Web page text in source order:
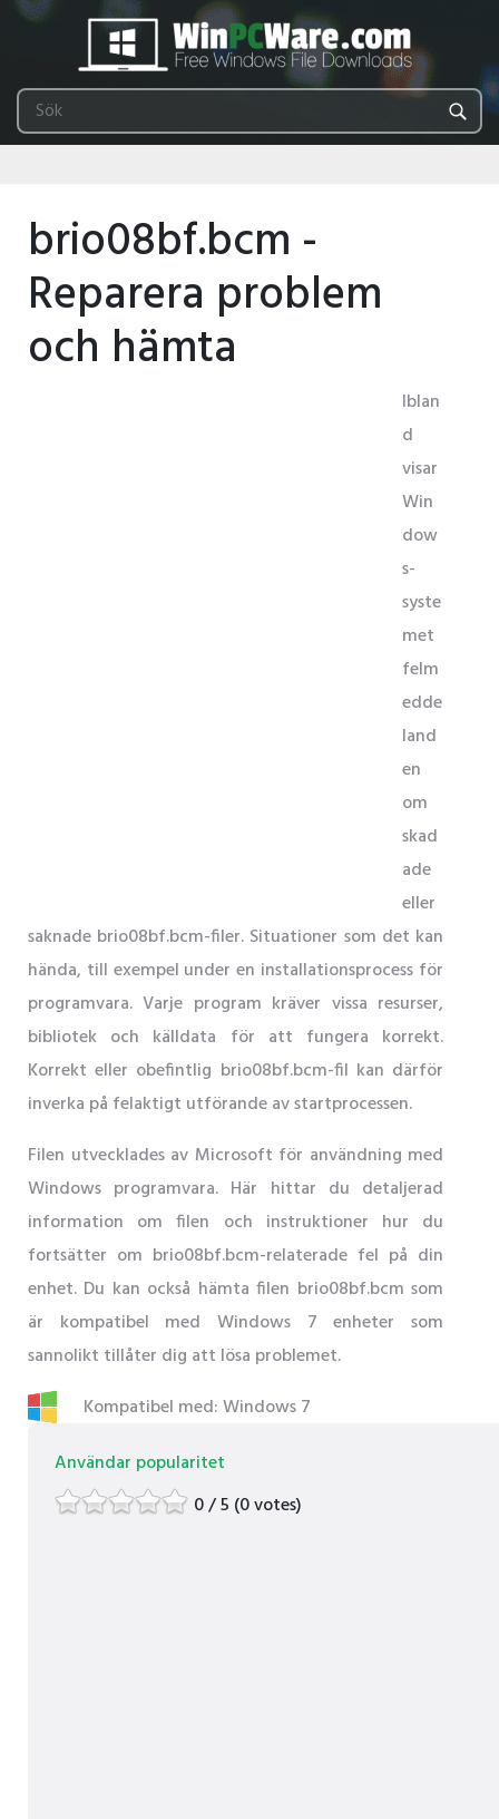
brio08bf.bcm -
Reparera problem
och hämta
Iblan
d
visar
Win
dow
s-
syste
met
felm
edde
land
en
om
skad
ade
eller
saknade brio08bf.bcm-filer. Situationer som det kan
hända, till exempel under en installationsprocess för
programvara. Varje program kräver vissa resurser,
bibliotek och källdata för att fungera korrekt.
Korrekt eller obefintlig brio08bf.bcm-fil kan därför
inverka på felaktigt utförande av startprocessen.
Filen utvecklades av Microsoft för användning med
Windows programvara. Här hittar du detaljerad
information om filen och instruktioner hur du
fortsätter om brio08bf.bcm-relaterade fel på din
enhet. Du kan också hämta filen brio08bf.bcm som
är kompatibel med Windows 7 enheter som
sannolikt tillåter dig att lösa problemet.
Kompatibel med: Windows 7
Användar popularitet
0 / 5 (0 votes)